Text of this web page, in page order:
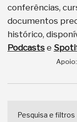
conferências,
documentos
histórico,
Podcasts e
Pesquisa e filtros